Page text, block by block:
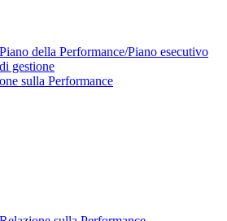
Piano della Performance/Piano esecutivo
di gestione
sulla Performance